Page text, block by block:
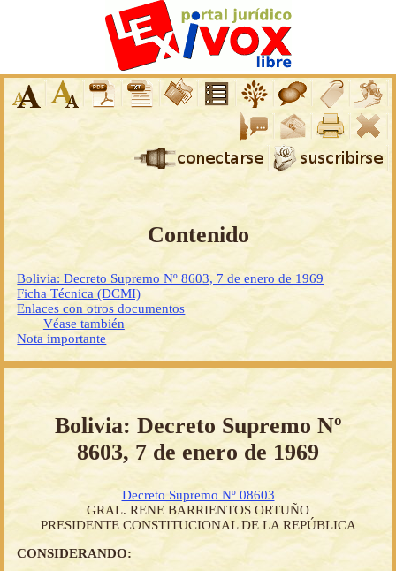
Contenido
Bolivia: Decreto Supremo Nº 8603, 7 de enero de 1969
Ficha Técnica (DCMI)
Enlaces con otros documentos
Véase también
Nota importante
Bolivia: Decreto Supremo Nº
8603, 7 de enero de 1969
Decreto Supremo Nº 08603
GRAL. RENE BARRIENTOS ORTUÑO
PRESIDENTE CONSTITUCIONAL DE LA REPÚBLICA
CONSIDERANDO: